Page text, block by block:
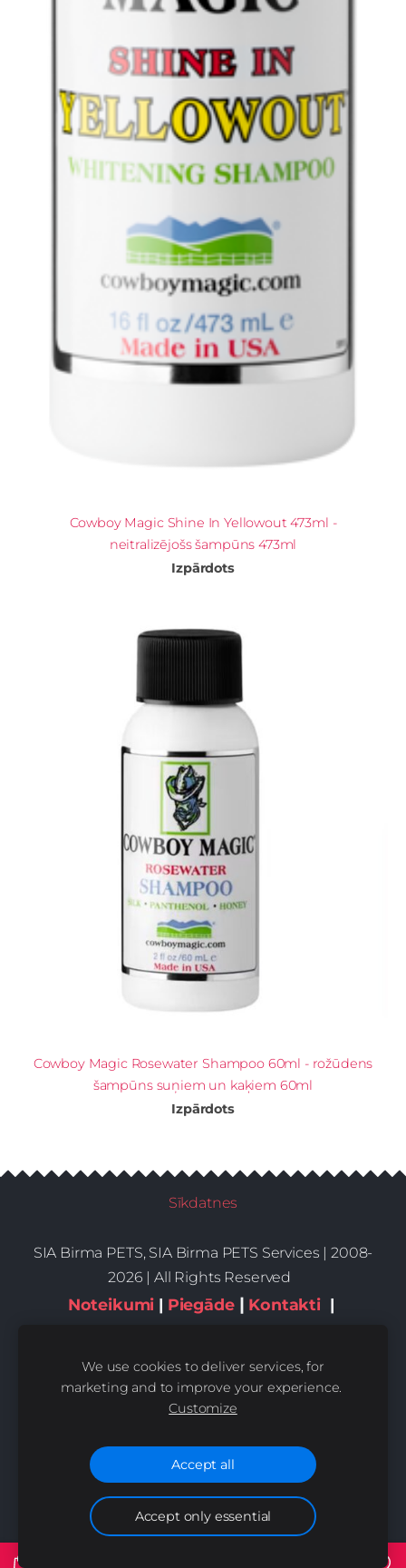
Cowboy Magic Shine In Yellowout 473ml -
neitralizējošs šampūns 473ml
Izpārdots
Cowboy Magic Rosewater Shampoo 60ml - rožūdens
šampūns suņiem un kaķiem 60ml
Izpārdots
Sīkdatnes
SIA Birma PETS, SIA Birma PETS Services | 2008-
2026 | All Rights Reserved
Noteikumi | Piegāde | Kontakti|
We use cookies to deliver services, for
marketing and to improve your experience.
Customize
Accept all
Accept only essential